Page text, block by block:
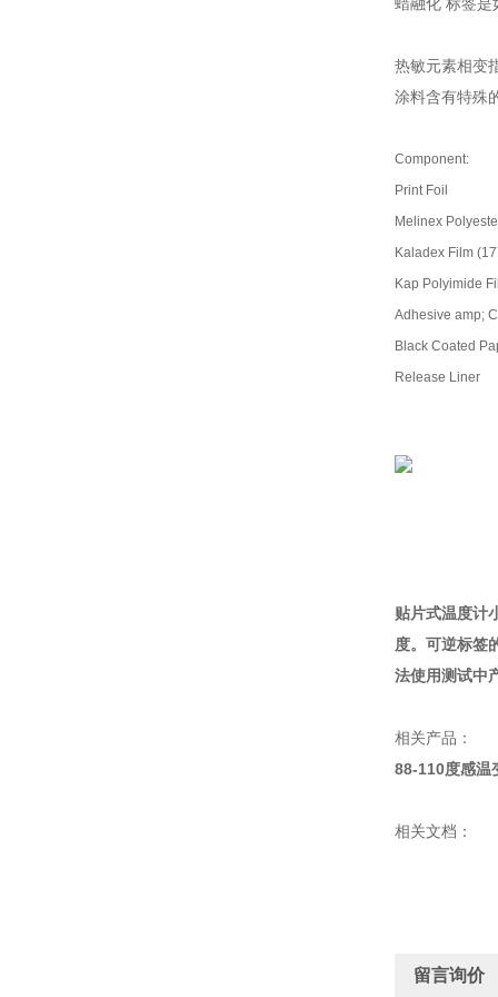
热敏元素相变
涂料含有特殊
Component:
Print Foil
Melinex
Kaladex Film
Kap Polyimide
Adhesive amp;
Black Coated
Release Liner
贴片式温度计
度。可逆标签
法使用测试中
相关产品：
88-110度感温
相关文档：
留言询价